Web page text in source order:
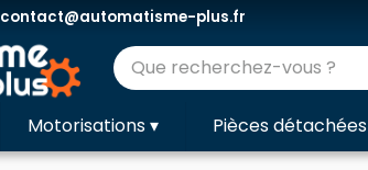
contact@automatisme-plus.fr
Motorisations▾ Pièces détachées